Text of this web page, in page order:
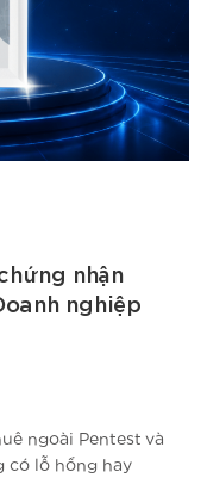
nhận
nghiệp
ngoài Pentest và
có lỗ hổng hay